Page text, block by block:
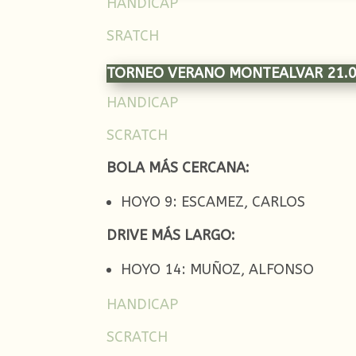
HANDICAP
SRATCH
TORNEO VERANO MONTEALVAR
HANDICAP
SCRATCH
BOLA MÁS CERCANA:
HOYO 9: ESCAMEZ, CARLOS
DRIVE MÁS LARGO:
HOYO 14: MUÑOZ, ALFONSO
HANDICAP
SCRATCH